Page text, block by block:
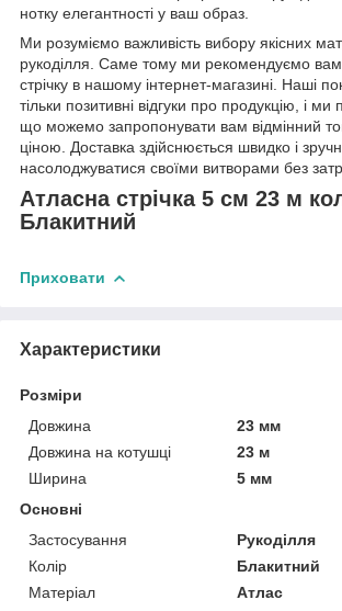
нотку елегантності у ваш образ.
Ми розуміємо важливість вибору якісних
рукоділля. Саме тому ми рекомендуємо вам
стрічку в нашому інтернет-магазині. Наші
тільки позитивні відгуки про продукцію, і
що можемо запропонувати вам відмінний
ціною. Доставка здійснюється швидко і
насолоджуватися своїми витворами без
Атласна стрічка 5 см 23 м
Блакитний
Приховати
Характеристики
Розміри
Довжина
23 мм
Довжина на котушці
23 м
Ширина
5 мм
Основні
Застосування
Рукоділля
Колір
Блакитний
Матеріал
Атлас